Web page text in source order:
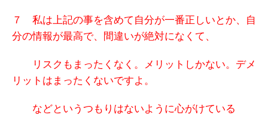
７ 私は上記の事を含めて自分が一番正しいとか、自
分の情報が最高で、間違いが絶対になくて、
リスクもまったくなく。メリットしかない。デメ
リットはまったくないですよ。
などというつもりはないように心がけている